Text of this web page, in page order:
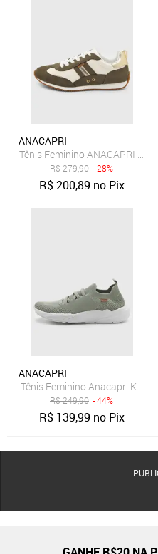
ANACAPRI
Tênis Feminino ANACAPRI
R$279,90 - 28%
R$200,89 no Pix
ANACAPRI
Tênis Feminino Anacapri Knit
R$249,90 - 44%
R$ 139,99 no Pix